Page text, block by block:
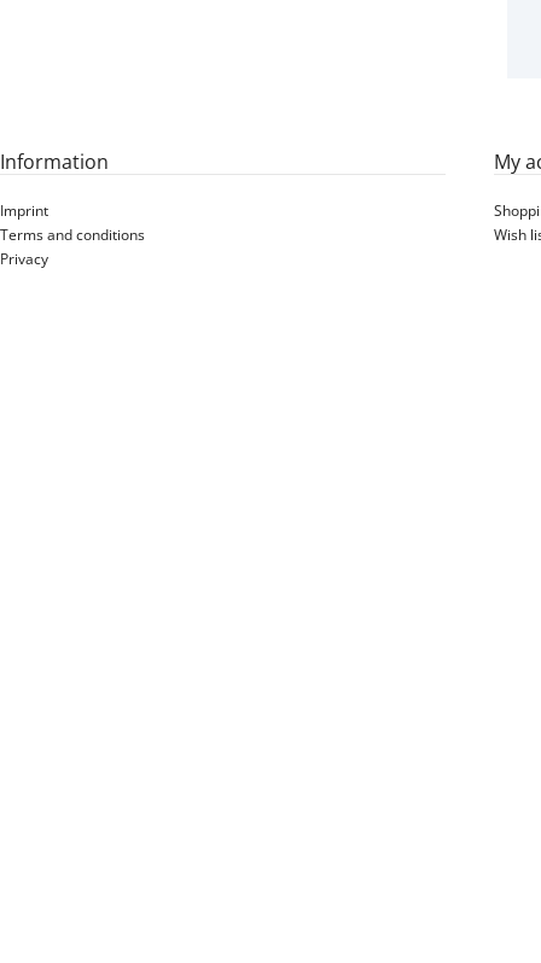
Information
Imprint
Terms and conditions
Privacy
My
Wish